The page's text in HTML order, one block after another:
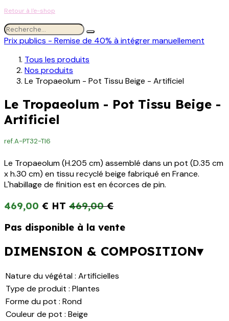
Prix publics - Remise de 40% à intégrer manuellement
Tous les produits
Nos produits
Le Tropaeolum - Pot Tissu Beige - Artificiel
Artificiel
x h.30 cm) en tissu recyclé beige fabriqué en France.
L'habillage de finition est en écorces de pin.
Pas disponible à la vente
Type de produit:Plantes
Forme du pot:Rond
Couleur de pot :Beige
Habillage de finition:Ecorces de pin